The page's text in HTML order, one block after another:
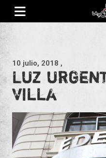
Saltar
contenido
10 julio, 2018 ,
Luz
villa